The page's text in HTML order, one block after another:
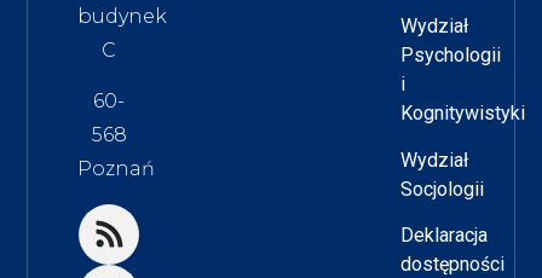
budynek
C
60-
568
Poznań
Wydział
Psychologii
i
Kognitywistyki
Wydział
Socjologii
Deklaracja
dostępności